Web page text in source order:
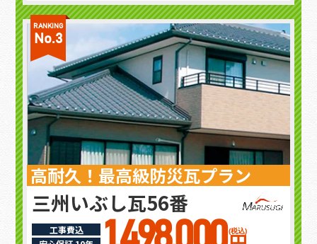
高耐久！最高級防災瓦プラン
三州いぶし瓦56番
RANKING
No.3
工事費込
(税込)